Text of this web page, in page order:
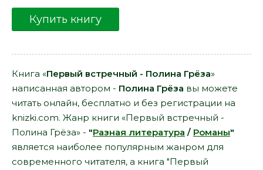
Купить книгу
Книга «Первый встречный - Полина Грёза»
написанная автором - Полина Грёза вы можете
читать онлайн, бесплатно и без регистрации на
knizki.com. Жанр книги «Первый встречный -
Полина Грёза» - "Разная литература / Романы"
является наиболее популярным жанром для
современного читателя, а книга "Первый